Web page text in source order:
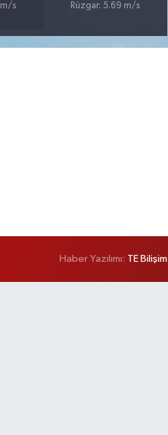
m/s
Rüzgar: 5.69 m/s
Haber Yazılımı: TE Bilişim